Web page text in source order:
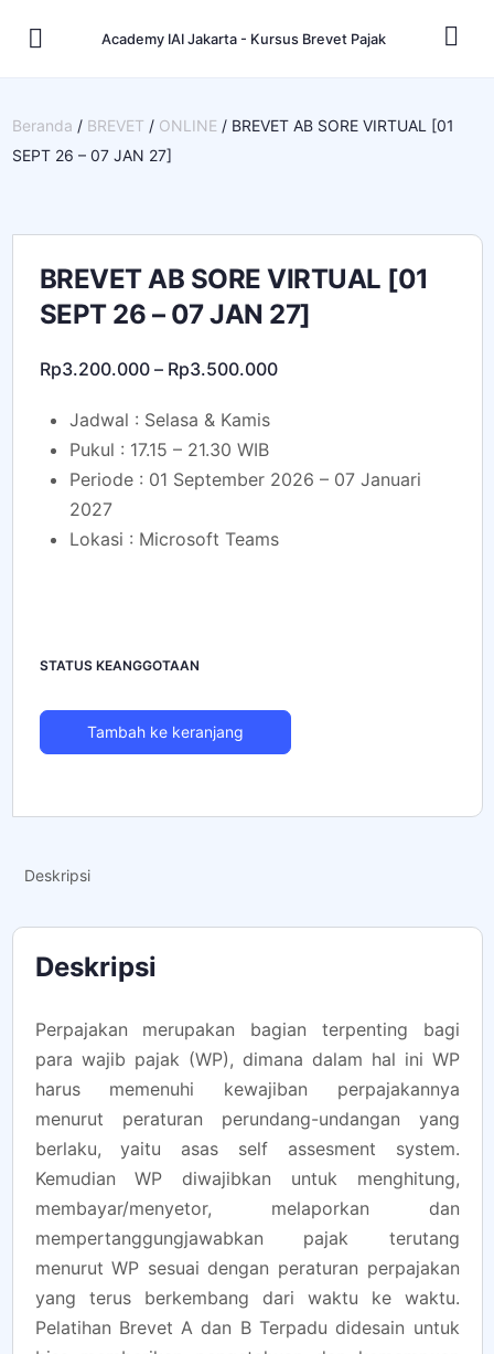
Academy IAI Jakarta - Kursus Brevet Pajak
Beranda / BREVET / ONLINE / BREVET AB SORE VIRTUAL [01
SEPT 26 – 07 JAN 27]
BREVET AB SORE VIRTUAL [01
SEPT 26 – 07 JAN 27]
Rp3.200.000 – Rp3.500.000
Jadwal : Selasa & Kamis
Pukul : 17.15 – 21.30 WIB
Periode : 01 September 2026 – 07 Januari
2027
Lokasi : Microsoft Teams
STATUS KEANGGOTAAN
Tambah ke keranjang
Deskripsi
Deskripsi
Perpajakan merupakan bagian terpenting bagi
para wajib pajak (WP), dimana dalam hal ini WP
harus memenuhi kewajiban perpajakannya
menurut peraturan perundang-undangan yang
berlaku, yaitu asas self assesment system.
Kemudian WP diwajibkan untuk menghitung,
membayar/menyetor, melaporkan dan
mempertanggungjawabkan pajak terutang
menurut WP sesuai dengan peraturan perpajakan
yang terus berkembang dari waktu ke waktu.
Pelatihan Brevet A dan B Terpadu didesain untuk